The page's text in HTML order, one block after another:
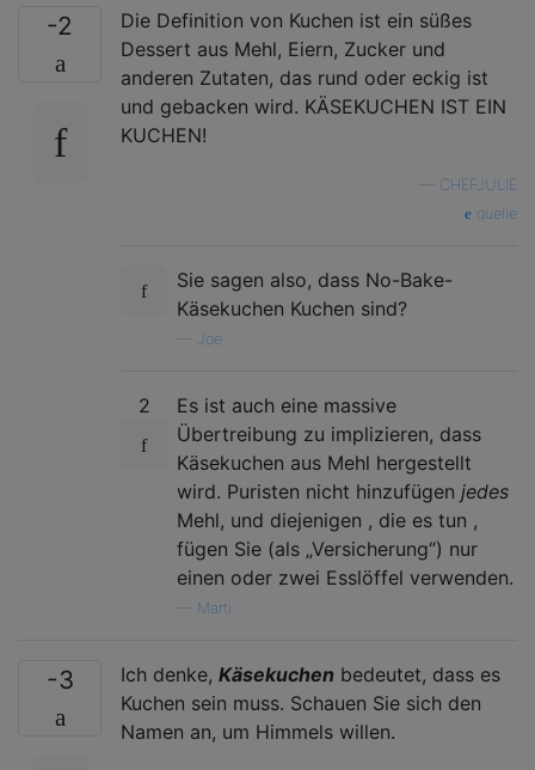
-2
Die Definition von Kuchen ist ein süßes
Dessert aus Mehl, Eiern, Zucker und
anderen Zutaten, das rund oder eckig ist
und gebacken wird. KÄSEKUCHEN IST EIN
KUCHEN!
CHEFJULIE
quelle
Sie sagen also, dass No-Bake-
Käsekuchen Kuchen sind?
Joe
2
Es ist auch eine massive
Übertreibung zu implizieren, dass
Käsekuchen aus Mehl hergestellt
wird. Puristen nicht hinzufügen jedes
Mehl, und diejenigen , die es tun ,
fügen Sie (als „Versicherung“) nur
einen oder zwei Esslöffel verwenden.
Marti
-3 Ich denke, Käsekuchen bedeutet, dass es
Kuchen sein muss. Schauen Sie sich den
Namen an, um Himmels willen.